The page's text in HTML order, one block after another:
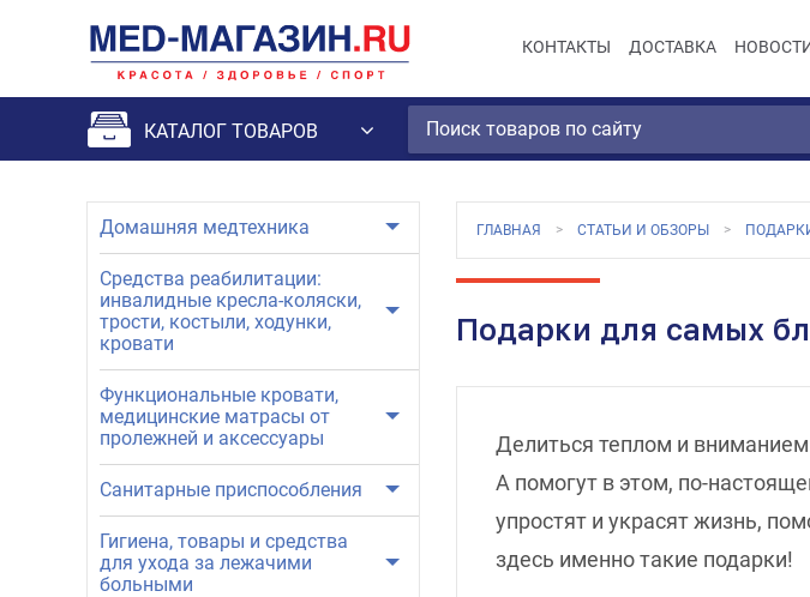
КОНТАКТЫ ДОСТАВКА
КАТАЛОГ ТОВАРОВ
Домашняя медтехника
Средства реабилитации:
инвалидные кресла-коляски,
трости, костыли, ходунки,
кровати
Функциональные кровати,
медицинские матрасы от
пролежней и аксессуары
Санитарные приспособления
Гигиена, товары и средства
для ухода за лежачими
больными
ГЛАВНАЯ СТАТЬИ И ОБЗОРЫ
Подарки для самых
Делиться теплом и
А помогут в этом, по-
упростят и украсят жизнь,
здесь именно такие подарки!